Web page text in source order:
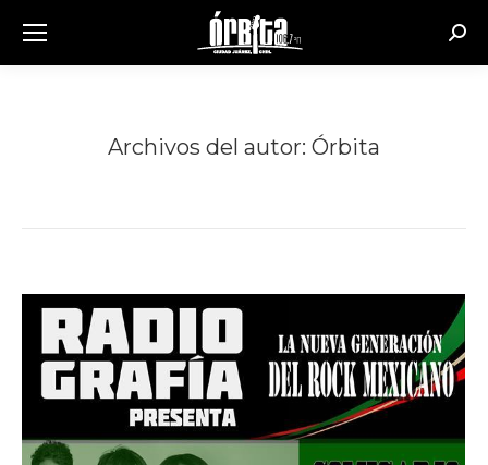
Archivos del autor: Órbita